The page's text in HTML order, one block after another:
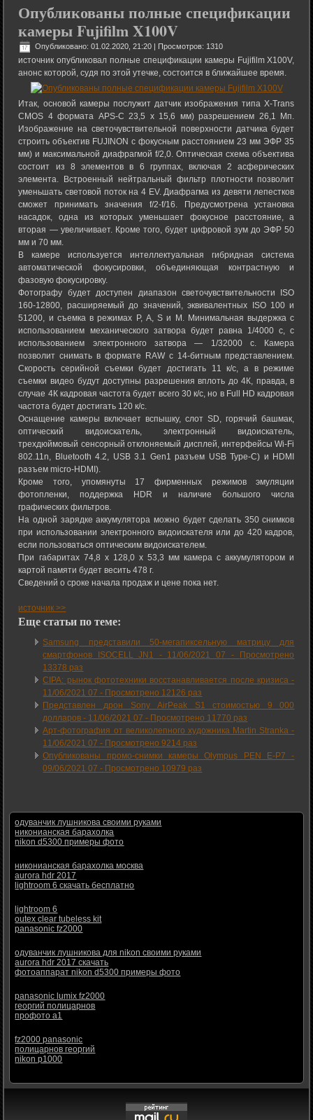
Опубликованы полные спецификации
камеры Fujifilm X100V
Опубликовано: 01.02.2020, 21:20 | Просмотров: 1310
источник опубликовал полные спецификации камеры Fujifilm X100V,
анонс которой, судя по этой утечке, состоится в ближайшее время.
Итак, основой камеры послужит датчик изображения типа X-Trans
CMOS 4 формата APS-C 23,5 x 15,6 мм) разрешением 26,1 Мп.
Изображение на светочувствительной поверхности датчика будет
строить объектив FUJINON с фокусным расстоянием 23 мм ЭФР 35
мм) и максимальной диафрагмой f/2,0. Оптическая схема объектива
состоит из 8 элементов в 6 группах, включая 2 асферических
элемента. Встроенный нейтральный фильтр плотности позволит
уменьшать световой поток на 4 EV. Диафрагма из девяти лепестков
сможет принимать значения f/2-f/16. Предусмотрена установка
насадок, одна из которых уменьшает фокусное расстояние, а
вторая — увеличивает. Кроме того, будет цифровой зум до ЭФР 50
мм и 70 мм.
В камере используется интеллектуальная гибридная система
автоматической фокусировки, объединяющая контрастную и
фазовую фокусировку.
Фотографу будет доступен диапазон светочувствительности ISO
160-12800, расширяемый до значений, эквивалентных ISO 100 и
51200, и съемка в режимах P, A, S и M. Минимальная выдержка с
использованием механического затвора будет равна 1/4000 с, с
использованием электронного затвора — 1/32000 с. Камера
позволит снимать в формате RAW с 14-битным представлением.
Скорость серийной съемки будет достигать 11 к/с, а в режиме
съемки видео будут доступны разрешения вплоть до 4К, правда, в
случае 4К кадровая частота будет всего 30 к/с, но в Full HD кадровая
частота будет достигать 120 к/с.
Оснащение камеры включает вспышку, слот SD, горячий башмак,
оптический видоискатель, электронный видоискатель,
трехдюймовый сенсорный отклоняемый дисплей, интерфейсы Wi-Fi
802.11n, Bluetooth 4.2, USB 3.1 Gen1 разъем USB Type-C) и HDMI
разъем micro-HDMI).
Кроме того, упомянуты 17 фирменных режимов эмуляции
фотопленки, поддержка HDR и наличие большого числа
графических фильтров.
На одной зарядке аккумулятора можно будет сделать 350 снимков
при использовании электронного видоискателя или до 420 кадров,
если пользоваться оптическим видоискателем.
При габаритах 74,8 х 128,0 х 53,3 мм камера с аккумулятором и
картой памяти будет весить 478 г.
Сведений о сроке начала продаж и цене пока нет.
источник >>
Еще статьи по теме:
Samsung представили 50-мегапиксельную матрицу для
смартфонов ISOCELL JN1 - 11/06/2021 07 -
Просмотрено
13378 раз
CIPA: рынок фототехники восстанавливается после кризиса -
11/06/2021 07 - Просмотрено 12126 раз
Представлен дрон Sony AirPeak S1 стоимостью 9 000
долларов - 11/06/2021 07 - Просмотрено 11770 раз
Арт-фотография от великолепного художника Martin Stranka -
11/06/2021 07 - Просмотрено 9214 раз
Опубликованы промо-снимки камеры Olympus PEN E-P7 -
09/06/2021 07 - Просмотрено 10979 раз
одуванчик лушникова своими руками
никонианская барахолка
nikon d5300 примеры фото
никонианская барахолка москва
aurora hdr 2017
lightroom 6 скачать бесплатно
lightroom 6
outex clear tubeless kit
panasonic fz2000
одуванчик лушникова для nikon своими руками
aurora hdr 2017 скачать
фотоаппарат nikon d5300 примеры фото
panasonic lumix fz2000
георгий полицарнов
профото а1
fz2000 panasonic
полицарнов георгий
nikon p1000